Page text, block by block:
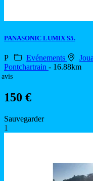
PANASONIC LUMIX S5.
P Evénements
Pontchartrain - 16.88km
avis
150 €
Sauvegarder
1